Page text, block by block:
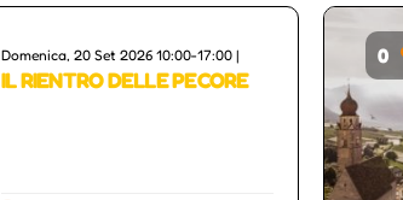
Domenica, 20 Set 2026 10:00-17:00 |
IL RIENTRO DELLE PECORE
0
Others